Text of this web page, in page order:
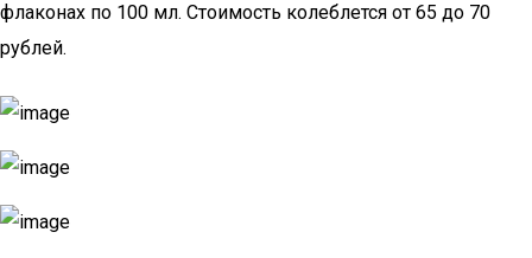
флаконах по 100 мл. Стоимость колеблется от 65 до 70
рублей.